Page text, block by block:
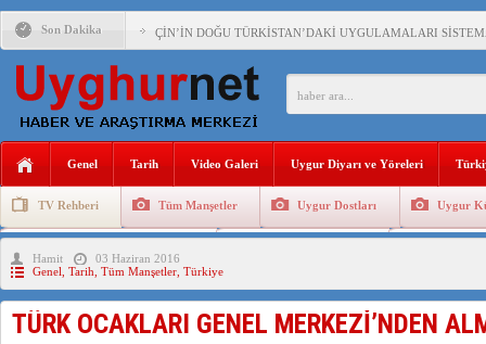
Son Dakika ÇİN’İN DOĞU TÜRKİSTAN’DAKİ UYGULAMALARI
ÇİN’İN DOĞU TÜRKİSTAN’DAKİ
150 YILDIR KAYNAYAN YARAMIZ : ÇİN İŞGALİNDEKİ
ÇİN’İN UYGUR POLİTİKALARINI ÖVEN DİYANET
ÇİN’İN ANKARA BÜYÜKELÇİSİ JİANG’İN TRABZON
İŞGALCİ ÇİN’DEN “FETİHLER SULTANI
SAADET PARTİSİ İLÇE BAŞKANI : TEMMUZ AYI,DOĞU
Genel Tarih Video Galeri Uygur Diyarı ve Yöreleri
TV Rehberi Tüm Manşetler Uygur Dostları Uygur
Uygurlarda Düğün ve Cenaze
Hamit
03 Haziran 2016
Genel Tarih Tüm Manşetler Türkiye
TÜRK OCAKLARI GENEL MERKEZİ’NDEN